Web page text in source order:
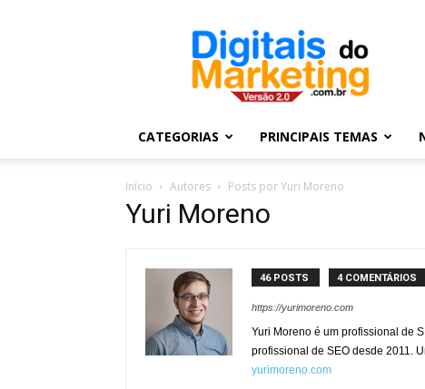
Digitais
Marketing
CATEGORIAS PRINCIPAIS TEMAS
Início Autores Posts por Yuri Moreno
Yuri Moreno
46 POSTS 4 COMENTÁRIOS
https://yurimoreno.com
Yuri Moreno é um profissional de
profissional de SEO desde 2011.
yurimoreno.com